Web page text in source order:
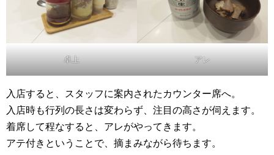
卓上 アレ
入店すると、スタッフに案内されたカウンター席へ。
入店時も行列の長さは変わらず、注目の高さが伺えます。
着席して程なすると、アレがやってきます。
アテ付きということで、摘まみながら待ちます。